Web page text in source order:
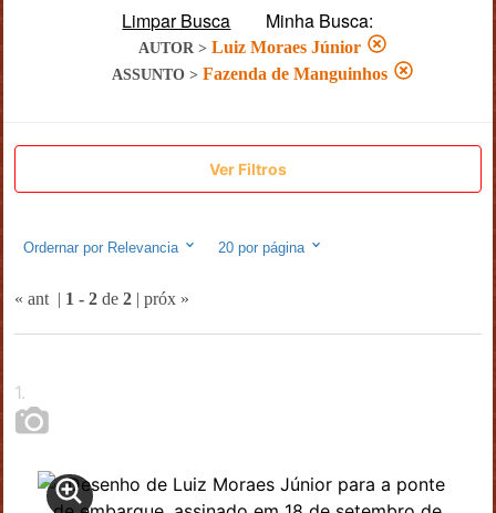
Limpar Busca Minha Busca:
AUTOR> Luiz Moraes Júnior
ASSUNTO> Fazenda de Manguinhos
Ver Filtros
Ordernar por Relevancia 20por página
« ant | 1 - 2de 2| próx »
1.